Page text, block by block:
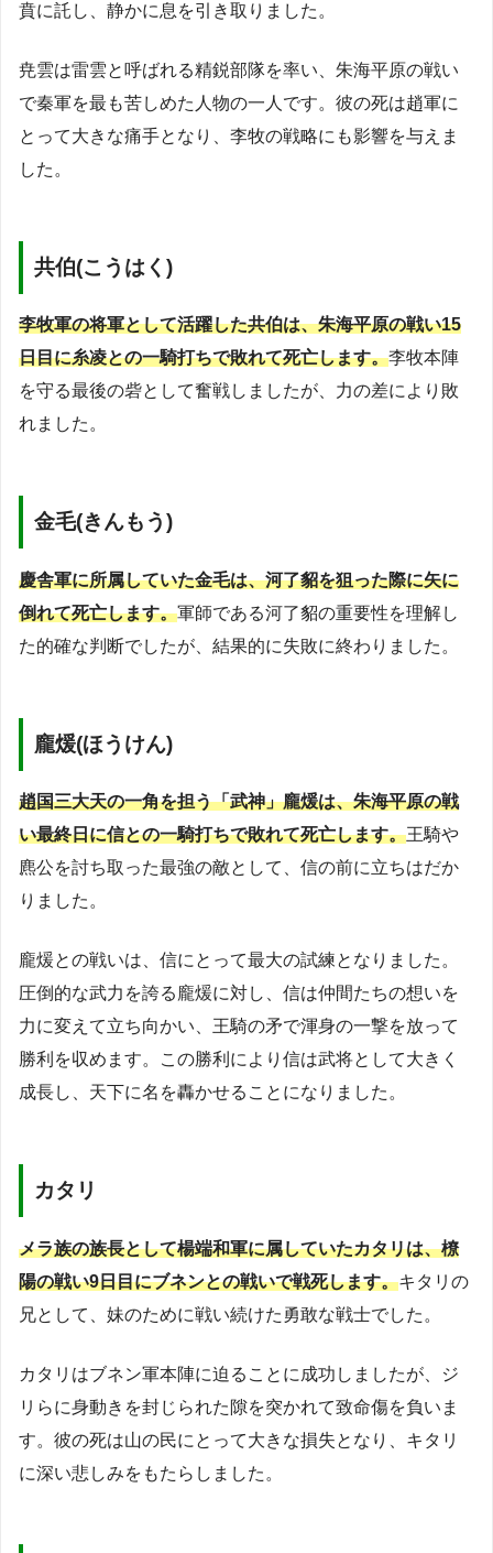
賁に託し、静かに息を引き取りました。
尭雲は雷雲と呼ばれる精鋭部隊を率い、朱海平原の戦い
で秦軍を最も苦しめた人物の一人です。彼の死は趙軍に
とって大きな痛手となり、李牧の戦略にも影響を与えま
した。
共伯(こうはく)
李牧軍の将軍として活躍した共伯は、朱海平原の戦い15
日目に糸凌との一騎打ちで敗れて死亡します。李牧本陣
を守る最後の砦として奮戦しましたが、力の差により敗
れました。
金毛(きんもう)
慶舎軍に所属していた金毛は、河了貂を狙った際に矢に
倒れて死亡します。軍師である河了貂の重要性を理解し
た的確な判断でしたが、結果的に失敗に終わりました。
龐煖(ほうけん)
趙国三大天の一角を担う「武神」龐煖は、朱海平原の戦
い最終日に信との一騎打ちで敗れて死亡します。王騎や
麃公を討ち取った最強の敵として、信の前に立ちはだか
りました。
龐煖との戦いは、信にとって最大の試練となりました。
圧倒的な武力を誇る龐煖に対し、信は仲間たちの想いを
力に変えて立ち向かい、王騎の矛で渾身の一撃を放って
勝利を収めます。この勝利により信は武将として大きく
成長し、天下に名を轟かせることになりました。
カタリ
メラ族の族長として楊端和軍に属していたカタリは、橑
陽の戦い9日目にブネンとの戦いで戦死します。キタリの
兄として、妹のために戦い続けた勇敢な戦士でした。
カタリはブネン軍本陣に迫ることに成功しましたが、ジ
リらに身動きを封じられた隙を突かれて致命傷を負いま
す。彼の死は山の民にとって大きな損失となり、キタリ
に深い悲しみをもたらしました。